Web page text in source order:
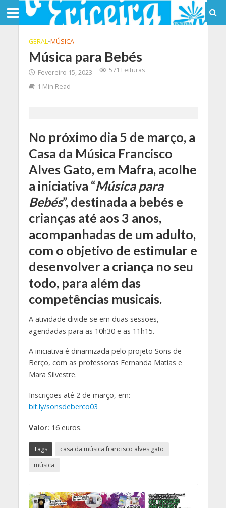
GERAL•MÚSICA
Música para Bebés
Fevereiro 15, 2023
571 Leituras
1 Min Read
No próximo dia 5 de março, a
Casa da Música Francisco
Alves Gato, em Mafra, acolhe
a iniciativa “Música para
Bebés”, destinada a bebés e
crianças até aos 3 anos,
acompanhadas de um adulto,
com o objetivo de estimular e
desenvolver a criança no seu
todo, para além das
competências musicais.
A atividade divide-se em duas sessões,
agendadas para as 10h30 e as 11h15.
A iniciativa é dinamizada pelo projeto Sons de
Berço, com as professoras Fernanda Matias e
Mara Silvestre.
Inscrições até 2 de março, em:
bit.ly/sonsdeberco03
Valor: 16 euros.
Tags
casa da música francisco alves gato
música